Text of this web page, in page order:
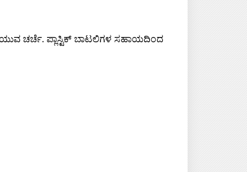
ಚರ್ಚೆ. ಪ್ಲಾಸ್ಟಿಕ್‌ ಬಾಟಲಿಗಳ ಸಹಾಯದಿಂದ